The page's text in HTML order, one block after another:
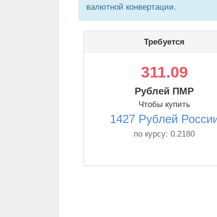
валютной конвертации.
Требуется
311.09
Рублей ПМР
Чтобы купить
1427 Рублей
по курсу: 0.2180